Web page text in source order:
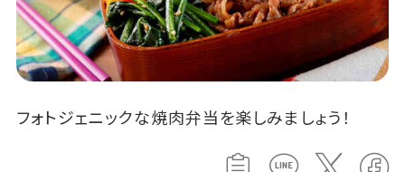
フォトジェニックな焼肉弁当を楽しみましょう！